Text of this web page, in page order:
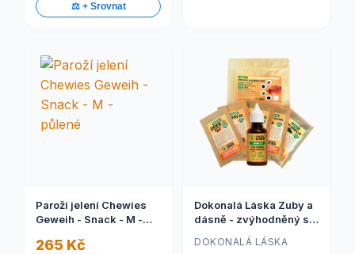
⚖️ + Srovnat
Paroží jelení Chewies
Geweih - Snack - M -
265 Kč
Dokonalá Láska Zuby a
dásně - zvýhodněný set
s poznávací sadou
DOKONALÁ LÁSKA